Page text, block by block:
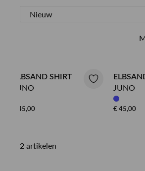
ELBSAND SHIRT
JUNO
€ 45,00
JUNO
€ 45,00
2 artikelen